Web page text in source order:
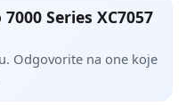
Series XC7057
Odgovorite na one koje